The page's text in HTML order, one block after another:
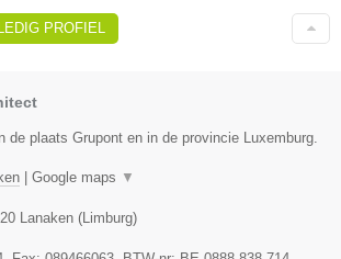
PROFIEL
de plaats Grupont en in de provincie Luxemburg.
| Google maps ▼
Lanaken (Limburg)